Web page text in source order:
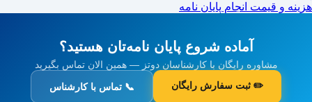
هزینه و قیمت انجام پایان نامه
آماده شروع پایان نامه‌تان هستید؟
مشاوره رایگان با کارشناسان دوتز — همین الان تماس بگیرید
✏️ ثبت سفارش رایگان 📞 تماس با کارشناس